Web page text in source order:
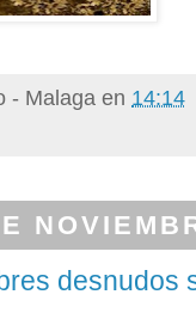
- Malaga en 14:14
desnudos